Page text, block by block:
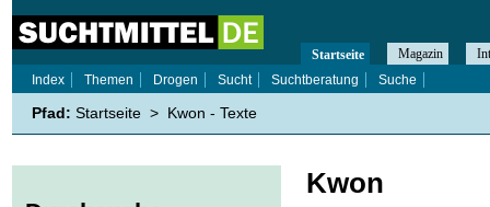
Kwon
Startseite Magazin
Index
Themen Drogen Sucht Suchtberatung Suche
Pfad: Startseite > Kwon - Texte